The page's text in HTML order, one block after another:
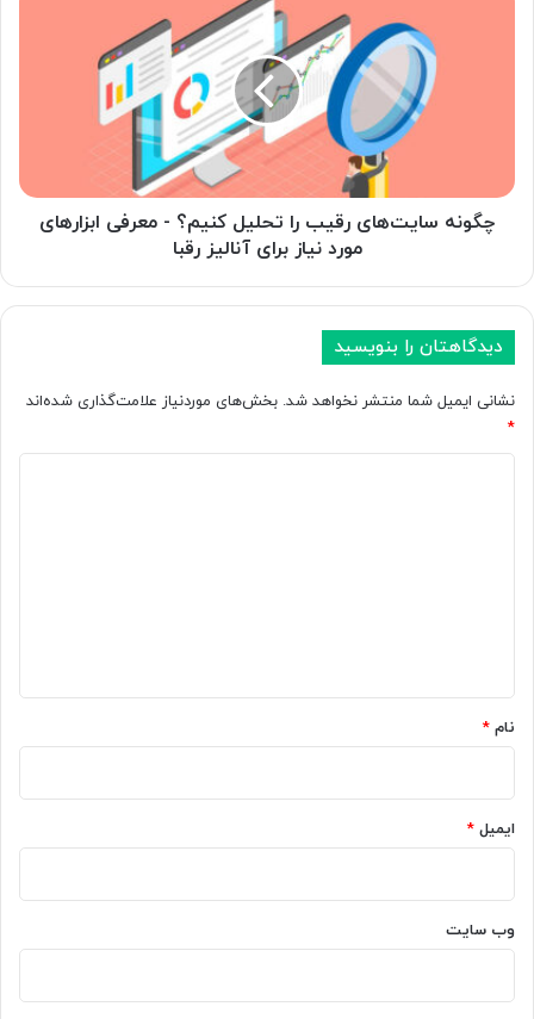
ابزارهای
مورد
آنالیز
چگونه سایت‌های رقیب را تحلیل کنیم؟ - معرفی ابزارهای
مورد نیاز برای آنالیز رقبا
دیدگاهتان را بنویسید
نشانی ایمیل شما منتشر نخواهد شد. بخش‌های موردنیاز علامت‌گذاری شده‌اند
*
نام *
ایمیل *
وب‌ سایت